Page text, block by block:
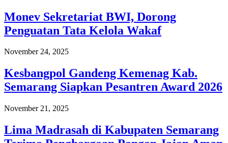
Monev Sekretariat BWI, Dorong
Penguatan Tata Kelola Wakaf
November 24, 2025
Kesbangpol Gandeng Kemenag Kab.
Semarang Siapkan Pesantren Award 2026
November 21, 2025
Lima Madrasah di Kabupaten Semarang